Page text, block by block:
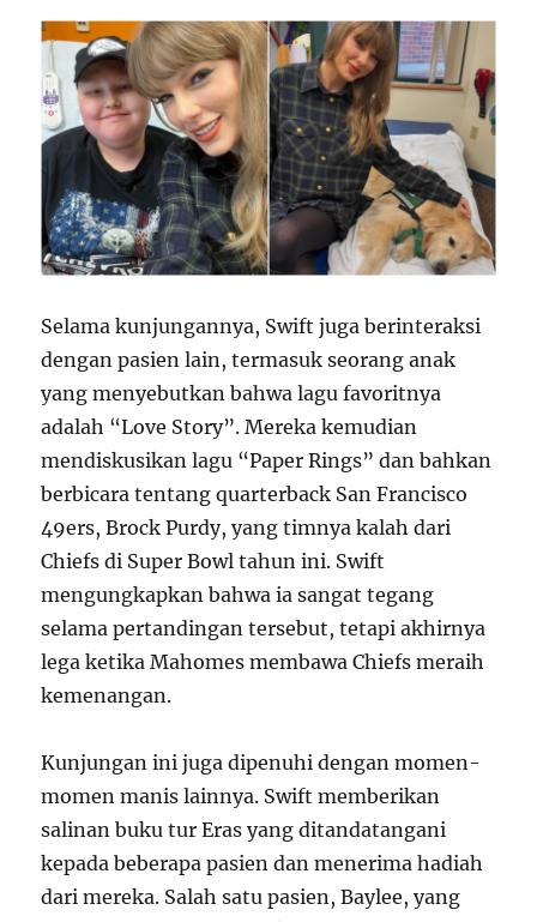
Selama kunjungannya, Swift juga berinteraksi
dengan pasien lain, termasuk seorang anak
yang menyebutkan bahwa lagu favoritnya
adalah “Love Story”. Mereka kemudian
mendiskusikan lagu “Paper Rings” dan bahkan
berbicara tentang quarterback San Francisco
49ers, Brock Purdy, yang timnya kalah dari
Chiefs di Super Bowl tahun ini. Swift
mengungkapkan bahwa ia sangat tegang
selama pertandingan tersebut, tetapi akhirnya
lega ketika Mahomes membawa Chiefs meraih
kemenangan.
Kunjungan ini juga dipenuhi dengan momen-
momen manis lainnya. Swift memberikan
salinan buku tur Eras yang ditandatangani
kepada beberapa pasien dan menerima hadiah
dari mereka. Salah satu pasien, Baylee, yang